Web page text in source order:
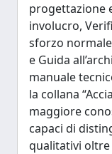
progettazione
involucro,
sforzo
e Guida
manuale
la collana
maggiore
capaci di
qualitativi